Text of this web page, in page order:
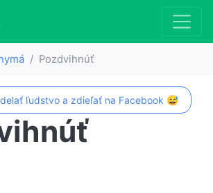
Pozdvihnúť
ľudstvo a zdieľať na Facebook 😅